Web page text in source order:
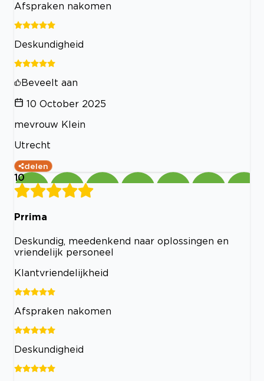
Afspraken nakomen
Deskundigheid
Beveelt aan
10 October 2025
mevrouw Klein
Utrecht
delen
10
Prrima
Deskundig, meedenkend naar oplossingen en
vriendelijk personeel
Klantvriendelijkheid
Afspraken nakomen
Deskundigheid